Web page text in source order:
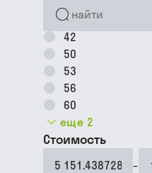
42
50
53
56
60
еще 2
Стоимость
–